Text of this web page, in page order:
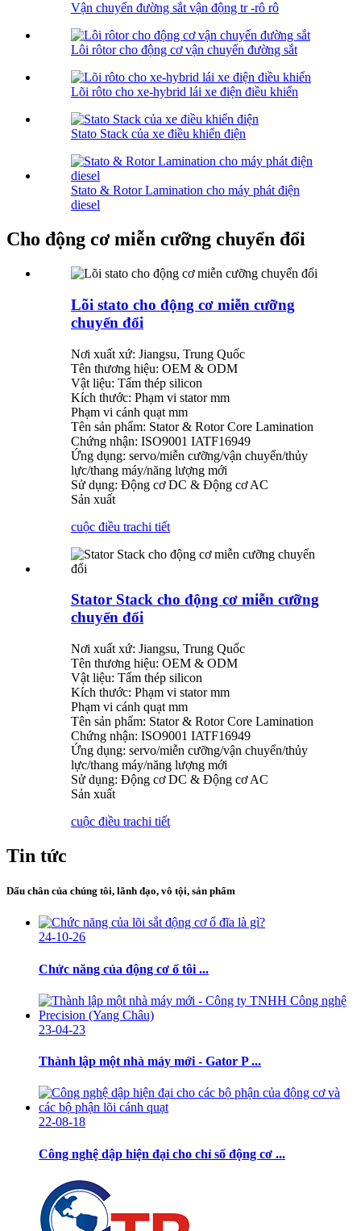
Vận chuyển đường sắt vận động tr -rô rô
Lôi rôtor cho động cơ vận chuyển đường sắt
Lõi rôto cho xe-hybrid lái xe điện điều khiển
Stato Stack của xe điều khiển điện
Stato & Rotor Lamination cho máy phát điện
diesel
Cho động cơ miễn cưỡng chuyển đổi
Lõi stato cho động cơ miễn cưỡng
chuyển đổi
Nơi xuất xứ: Jiangsu, Trung Quốc
Tên thương hiệu: OEM & ODM
Vật liệu: Tấm thép silicon
Kích thước: Phạm vi stator mm
Phạm vi cánh quạt mm
Tên sản phẩm: Stator & Rotor Core Lamination
Chứng nhận: ISO9001 IATF16949
Ứng dụng: servo/miễn cưỡng/vận chuyển/thủy
lực/thang máy/năng lượng mới
Sử dụng: Động cơ DC & Động cơ AC
Sản xuất
cuộc điều trachi tiết
Stator Stack cho động cơ miễn cưỡng
chuyển đổi
Nơi xuất xứ: Jiangsu, Trung Quốc
Tên thương hiệu: OEM & ODM
Vật liệu: Tấm thép silicon
Kích thước: Phạm vi stator mm
Phạm vi cánh quạt mm
Tên sản phẩm: Stator & Rotor Core Lamination
Chứng nhận: ISO9001 IATF16949
Ứng dụng: servo/miễn cưỡng/vận chuyển/thủy
lực/thang máy/năng lượng mới
Sử dụng: Động cơ DC & Động cơ AC
Sản xuất
cuộc điều trachi tiết
Tin tức
Dấu chân của chúng tôi, lãnh đạo, vô tội, sản phẩm
24-10-26
Chức năng của động cơ ổ tôi ...
23-04-23
Thành lập một nhà máy mới - Gator P ...
22-08-18
Công nghệ dập hiện đại cho chỉ số động cơ ...